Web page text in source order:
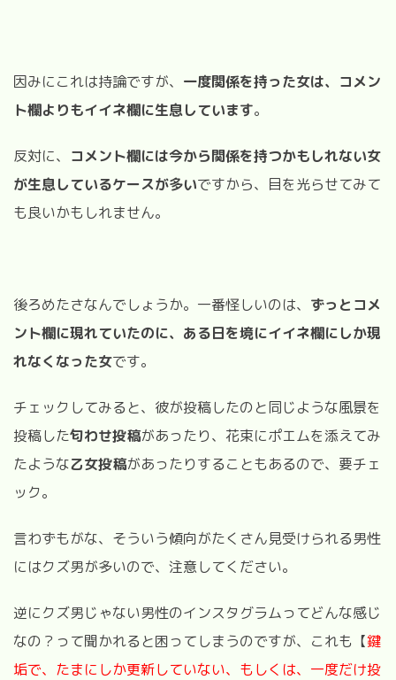
因みにこれは持論ですが、 一度関係を持った女は、コメン
ト欄よりもイイネ欄に生息しています。
反対に、 コメント欄には今から関係を持つかもしれない女
が生息しているケースが多いですから、目を光らせてみて
も良いかもしれません。
後ろめたさなんでしょうか。一番怪しいのは、 ずっとコメ
ント欄に現れていたのに、ある日を境にイイネ欄にしか現
れなくなった女です。
チェックしてみると、彼が投稿したのと同じような風景を
投稿した匂わせ投稿があったり、花束にポエムを添えてみ
たような乙女投稿があったりすることもあるので、要チェ
ック。
言わずもがな、そういう傾向がたくさん見受けられる男性
にはクズ男が多いので、注意してください。
逆にクズ男じゃない男性のインスタグラムってどんな感じ
なの？って聞かれると困ってしまうのですが、これも 【鍵
垢で、たまにしか更新していない、もしくは、一度だけ投